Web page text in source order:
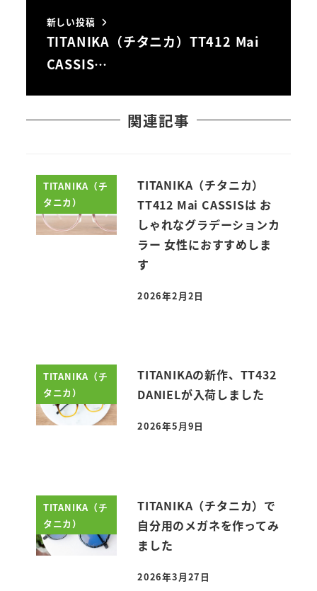
新しい投稿
TITANIKA（チタニカ）TT412 Mai
CASSIS…
関連記事
TITANIKA（チ
タニカ）
TITANIKA（チタニカ）
TT412 Mai CASSISは お
しゃれなグラデーションカ
ラー 女性におすすめしま
す
投稿日
2026年2月2日
TITANIKA（チ
タニカ）
TITANIKAの新作、TT432
DANIELが入荷しました
投稿日
2026年5月9日
TITANIKA（チ
タニカ）
TITANIKA（チタニカ）で
自分用のメガネを作ってみ
ました
投稿日
2026年3月27日